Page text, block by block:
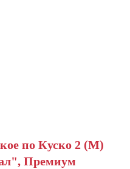
по Куско 2 (М)
Премиум